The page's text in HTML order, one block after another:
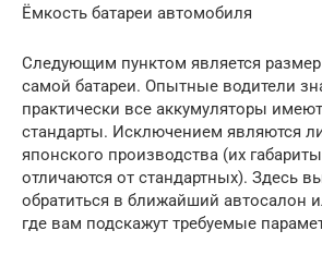
Ёмкость батареи автомобиля
Следующим пунктом является
самой батареи. Опытные водители
практически все аккумуляторы
стандарты. Исключением являются
японского производства (их
отличаются от стандартных). Здесь
обратиться в ближайший автосалон
где вам подскажут требуемые